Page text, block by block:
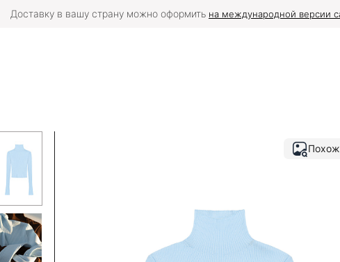
Доставку в вашу страну можно оформить на международной версии